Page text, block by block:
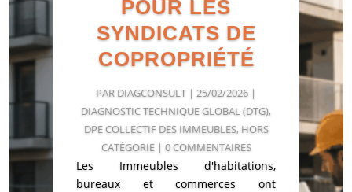
POUR LES
SYNDICATS DE
COPROPRIÉTÉ
PAR DIAGCONSULT | 25/02/2026 |
DIAGNOSTIC TECHNIQUE GLOBAL (DTG),
DPE COLLECTIF DES IMMEUBLES, HORS
CATÉGORIE| 0 COMMENTAIRES
Les Immeubles d'habitations,
bureaux et commerces ont